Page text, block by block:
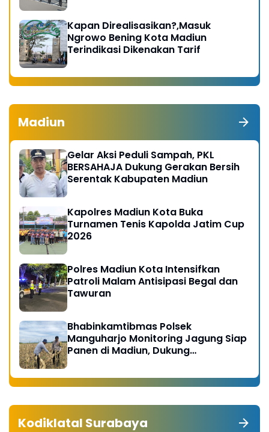
Kapan Direalisasikan?,Masuk
Ngrowo Bening Kota Madiun
Terindikasi Dikenakan Tarif
Madiun
Gelar Aksi Peduli Sampah, PKL
BERSAHAJA Dukung Gerakan Bersih
Serentak Kabupaten Madiun
Kapolres Madiun Kota Buka
Turnamen Tenis Kapolda Jatim Cup
2026
Polres Madiun Kota Intensifkan
Patroli Malam Antisipasi Begal dan
Tawuran
Bhabinkamtibmas Polsek
Manguharjo Monitoring Jagung Siap
Panen di Madiun, Dukung
Kodiklatal Surabaya